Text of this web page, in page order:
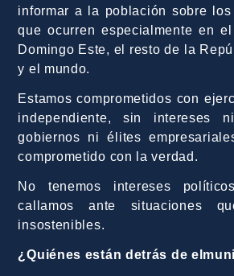
informar a la población sobre los
que ocurren especialmente en
Domingo Este, el resto de la
y el mundo.
Estamos comprometidos con
independiente, sin intereses
gobiernos ni élites
comprometido con la verdad.
No tenemos intereses
callamos ante situaciones
insostenibles.
¿Quiénes están detrás de